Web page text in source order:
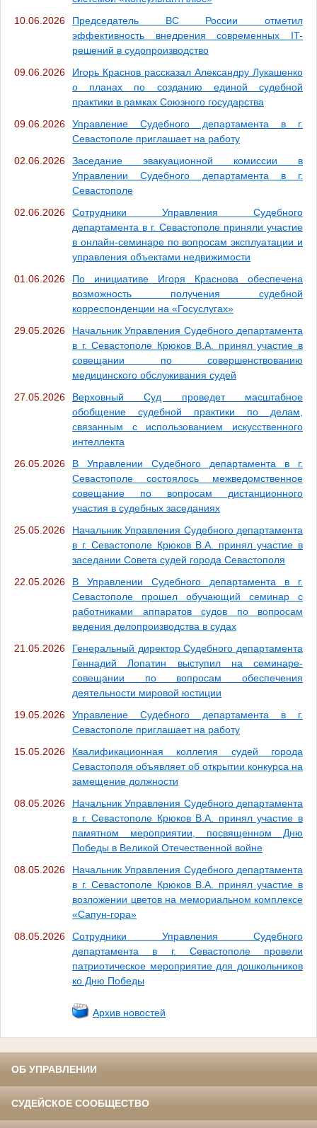
10.06.2026
Председатель ВС России отметил
эффективность внедрения современных IT-
решений в судопроизводство
09.06.2026
Игорь Краснов рассказал Александру Лукашенко
о планах по созданию единой судебной
практики в рамках Союзного государства
09.06.2026
Управление Судебного департамента в г.
Севастополе приглашает на работу
02.06.2026
Заседание эвакуационной комиссии в
Управлении Судебного департамента в г.
Севастополе
02.06.2026
Сотрудники Управления Судебного
департамента в г. Севастополе приняли участие
в онлайн-семинаре по вопросам эксплуатации и
управления объектами недвижимости
01.06.2026
По инициативе Игоря Краснова обеспечена
возможность получения судебной
корреспонденции на «Госуслугах»
29.05.2026
Начальник Управления Судебного департамента
в г. Севастополе Крюков В.А. принял участие в
совещании по совершенствованию
медицинского обслуживания судей
27.05.2026
Верховный Суд проведет масштабное
обобщение судебной практики по делам,
связанным с использованием искусственного
интеллекта
26.05.2026
В Управлении Судебного департамента в г.
Севастополе состоялось межведомственное
совещание по вопросам дистанционного
участия в судебных заседаниях
25.05.2026
Начальник Управления Судебного департамента
в г. Севастополе Крюков В.А. принял участие в
заседании Совета судей города Севастополя
22.05.2026
В Управлении Судебного департамента в г.
Севастополе прошел обучающий семинар с
работниками аппаратов судов по вопросам
ведения делопроизводства в судах
21.05.2026
Генеральный директор Судебного департамента
Геннадий Лопатин выступил на семинаре-
совещании по вопросам обеспечения
деятельности мировой юстиции
19.05.2026
Управление Судебного департамента в г.
Севастополе приглашает на работу
15.05.2026
Квалификационная коллегия судей города
Севастополя объявляет об открытии конкурса на
замещение должности
08.05.2026
Начальник Управления Судебного департамента
в г. Севастополе Крюков В.А. принял участие в
памятном мероприятии, посвященном Дню
Победы в Великой Отечественной войне
08.05.2026
Начальник Управления Судебного департамента
в г. Севастополе Крюков В.А. принял участие в
возложении цветов на мемориальном комплексе
«Сапун-гора»
08.05.2026
Сотрудники Управления Судебного
департамента в г. Севастополе провели
патриотическое мероприятие для дошкольников
ко Дню Победы
Архив новостей
ОБ УПРАВЛЕНИИ
СУДЕЙСКОЕ СООБЩЕСТВО